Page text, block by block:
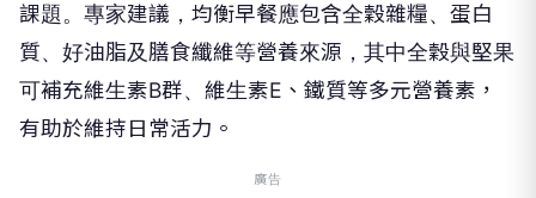
課題。專家建議，均衡早餐應包含全穀雜糧、蛋白
質、好油脂及膳食纖維等營養來源，其中全穀與堅果
可補充維生素B群、維生素E、鐵質等多元營養素，
有助於維持日常活力。
廣告